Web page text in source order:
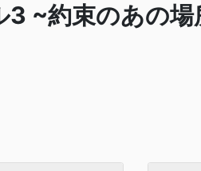
~約束のあの場